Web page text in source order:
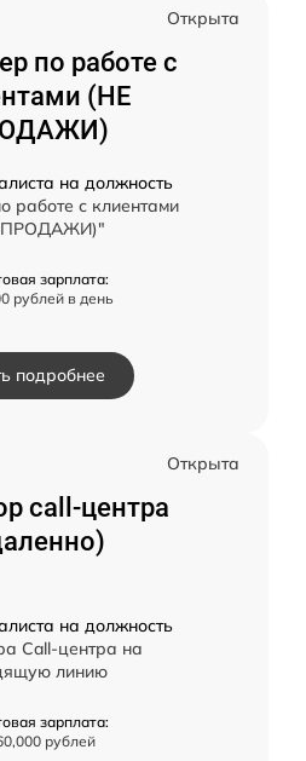
Открыта
по работе с
(НЕ
на должность
работе с клиентами
ПРОДАЖИ)"
зарплата:
рублей в день
подробнее
Открыта
call-центра
на должность
Call-центра на
линию
зарплата:
рублей